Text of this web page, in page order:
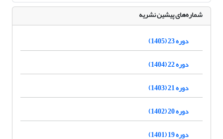
شماره‌های پیشین نشریه
دوره 23 (1405)
دوره 22 (1404)
دوره 21 (1403)
دوره 20 (1402)
دوره 19 (1401)